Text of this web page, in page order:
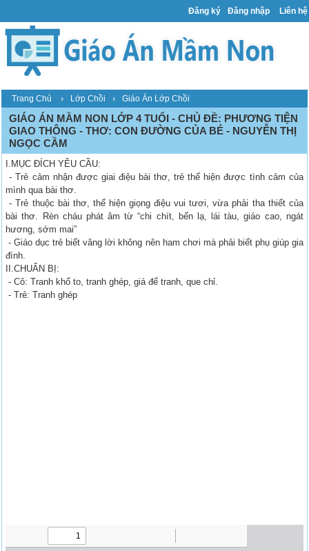
Đăng ký Đăng nhập Liên hệ
Trang Chủ › Lớp Chồi › Giáo Án Lớp Chồi
GIÁO ÁN MẦM NON LỚP 4 TUỔI - CHỦ ĐỀ: PHƯƠNG TIỆN
GIAO THÔNG - THƠ: CON ĐƯỜNG CỦA BÉ - NGUYỄN THỊ
NGỌC CẦM
I.MỤC ĐÍCH YÊU CẦU:
- Trẻ cảm nhận được giai điệu bài thơ, trẻ thể hiện được tình cảm của
mình qua bài thơ.
- Trẻ thuộc bài thơ, thể hiện giọng điệu vui tươi, vừa phải tha thiết của
bài thơ. Rèn cháu phát âm từ “chi chít, bến lạ, lái tàu, giáo cao, ngát
hương, sớm mai”
- Giáo dục trẻ biết vâng lời không nên ham chơi mà phải biết phụ giúp gia
đình.
II.CHUẨN BỊ:
- Cô: Tranh khổ to, tranh ghép, giá để tranh, que chỉ.
- Trẻ: Tranh ghép